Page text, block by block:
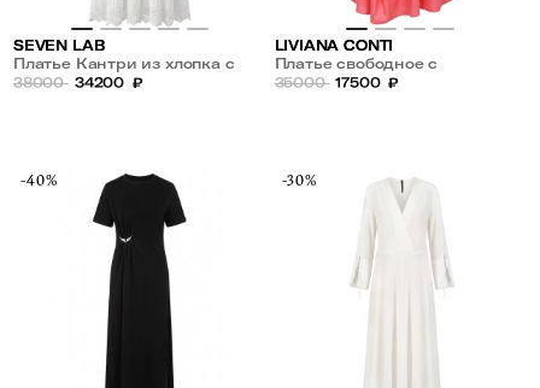
SEVEN LAB
Платье Кантри из хлопка с
ажурными вставками
38000 34200 ₽
LIVIANA CONTI
Платье свободное с
длинными рукавами
35000 17500 ₽
-40% -30%